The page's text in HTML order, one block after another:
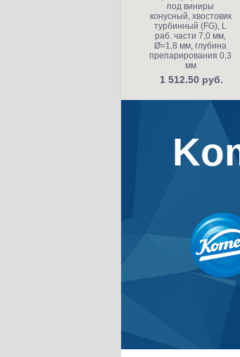
под виниры
конусный, хвостовик
турбинный (FG), L
раб. части 7,0 мм,
Ø=1,8 мм, глубина
препарирования 0,3
мм
1 512.50 руб.